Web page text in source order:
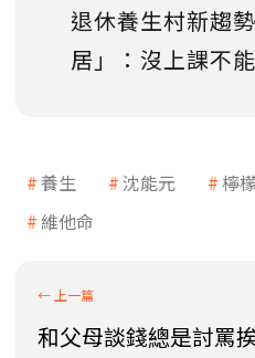
退休養生村新趨
居」：沒上課不
養生 沈能元 檸
維他命
和父母談錢總是討罵